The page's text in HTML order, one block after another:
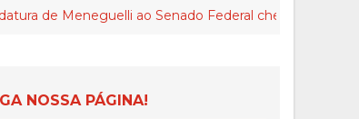
ao Senado Federal chega ao final
NOSSA PÁGINA!